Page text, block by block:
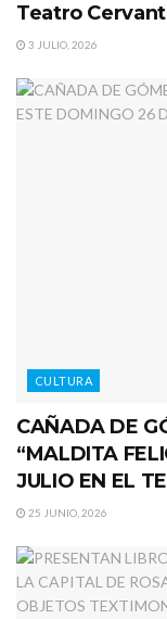
Teatro
3 JULIO, 2026
CULTURA
CAÑADA DE
“MALDITA
JULIO EN EL
25 JUNIO, 2026